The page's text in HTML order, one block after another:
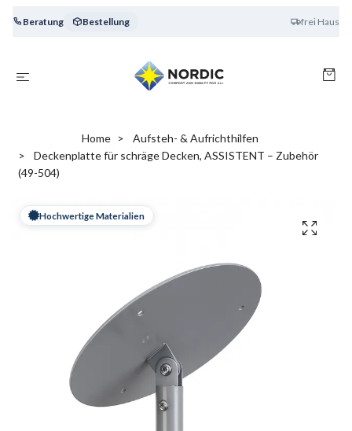
Beratung frei Haus
Bestellung
Home
Aufsteh- & Aufrichthilfen
Deckenplatte für schräge Decken, ASSISTENT – Zubehör
(49-504)
Hochwertige Materialien